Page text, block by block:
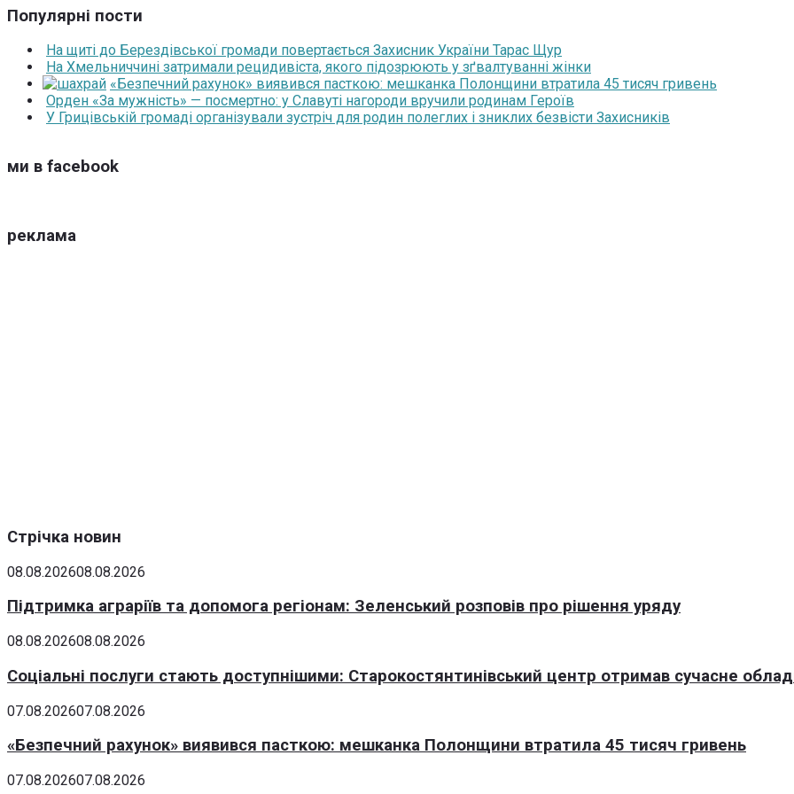
Популярні пости
На щиті до Берездівської громади повертається Захисник України Тарас Щур
На Хмельниччині затримали рецидивіста, якого підозрюють у зґвалтуванні жінки
«Безпечний рахунок» виявився пасткою: мешканка Полонщини втратила 45 тисяч гривень
Орден «За мужність» — посмертно: у Славуті нагороди вручили родинам Героїв
У Грицівській громаді організували зустріч для родин полеглих і зниклих безвісти Захисників
ми в facebook
реклама
Стрічка новин
08.08.202608.08.2026
Підтримка аграріїв та допомога регіонам: Зеленський розповів про рішення уряду
08.08.202608.08.2026
Соціальні послуги стають доступнішими: Старокостянтинівський центр отримав сучасне
07.08.202607.08.2026
«Безпечний рахунок» виявився пасткою: мешканка Полонщини втратила 45 тисяч гривень
07.08.202607.08.2026